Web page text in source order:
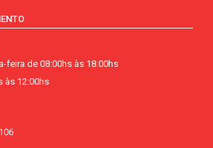
feira de 08:00hs às 18:00hs
às 12:00hs